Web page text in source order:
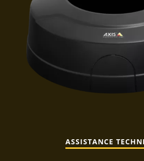
ASSISTANCE